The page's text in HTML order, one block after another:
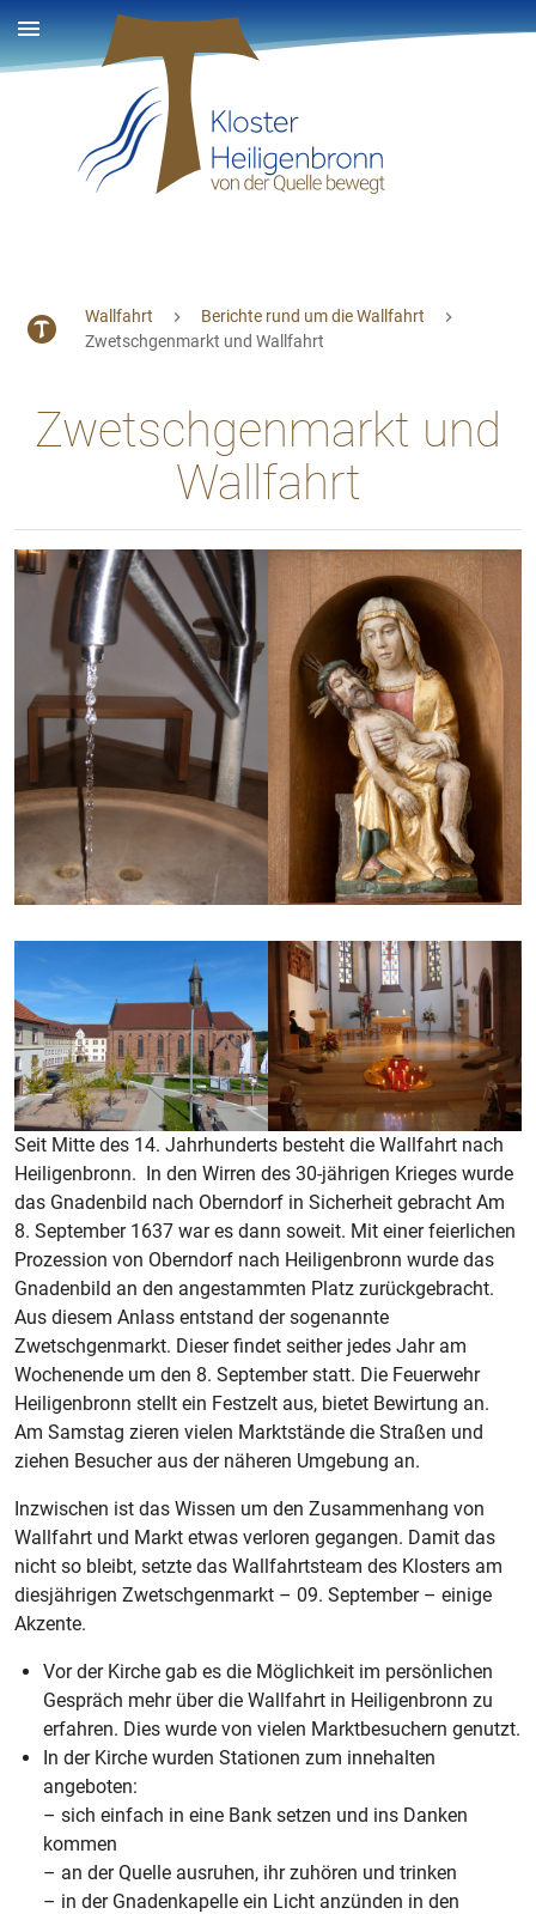
Wallfahrt
Berichte rund um die Wallfahrt
Zwetschgenmarkt und Wallfahrt
Zwetschgenmarkt und
Wallfahrt
Seit Mitte des 14. Jahrhunderts besteht die Wallfahrt nach
Heiligenbronn. In den Wirren des 30-jährigen Krieges wurde
das Gnadenbild nach Oberndorf in Sicherheit gebracht Am
8. September 1637 war es dann soweit. Mit einer feierlichen
Prozession von Oberndorf nach Heiligenbronn wurde das
Gnadenbild an den angestammten Platz zurückgebracht.
Aus diesem Anlass entstand der sogenannte
Zwetschgenmarkt. Dieser findet seither jedes Jahr am
Wochenende um den 8. September statt. Die Feuerwehr
Heiligenbronn stellt ein Festzelt aus, bietet Bewirtung an.
Am Samstag zieren vielen Marktstände die Straßen und
ziehen Besucher aus der näheren Umgebung an.
Inzwischen ist das Wissen um den Zusammenhang von
Wallfahrt und Markt etwas verloren gegangen. Damit das
nicht so bleibt, setzte das Wallfahrtsteam des Klosters am
diesjährigen Zwetschgenmarkt – 09. September – einige
Akzente.
Vor der Kirche gab es die Möglichkeit im persönlichen
Gespräch mehr über die Wallfahrt in Heiligenbronn zu
erfahren. Dies wurde von vielen Marktbesuchern genutzt.
In der Kirche wurden Stationen zum innehalten
angeboten:
– sich einfach in eine Bank setzen und ins Danken
kommen
– an der Quelle ausruhen, ihr zuhören und trinken
– in der Gnadenkapelle ein Licht anzünden in den